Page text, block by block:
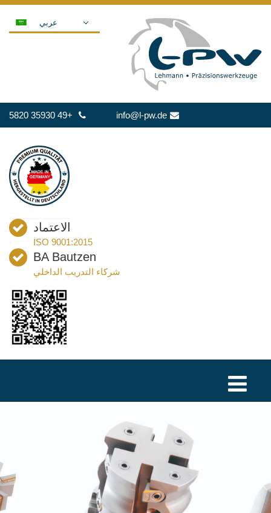
+49 35930 5820 info@l-pw.de
FRANÇAIS
عربي
한국어
日本語
中文
ČEŠTINA
PORTUGUÊS
РУССКИЙ
TÜRKÇE
فارسی
NEDERLANDS
الاعتماد
ISO 9001:2015
BA Bautzen
شركاء التدريب الداخلي